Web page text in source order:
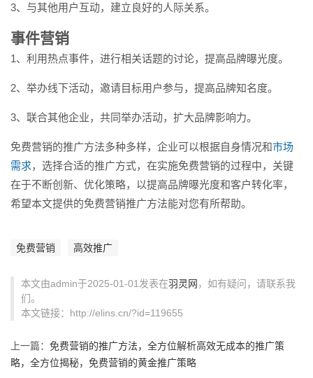
3、与其他用户互动，建立良好的人际关系。
事件营销
1、利用热点事件，进行相关话题的讨论，提高品牌曝光度。
2、举办线下活动，邀请目标用户参与，提高品牌知名度。
3、联合其他企业，共同举办活动，扩大品牌影响力。
免费营销的推广方法多种多样，企业可以根据自身情况和市场
需求，选择合适的推广方式，在实施免费营销的过程中，关键
在于不断创新、优化策略，以提高品牌曝光度和客户转化率，
希望本文提供的免费营销推广方法能对您有所帮助。
免费营销 高效推广
本文由admin于2025-01-01发表在羽灵网 ，如有疑问，请联系我
们。
本文链接：http://elins.cn/?id=119655
上一篇： 免费营销的推广方法，全方位解析高效无成本的推广策
略，全方位揭秘，免费营销的黄金推广策略